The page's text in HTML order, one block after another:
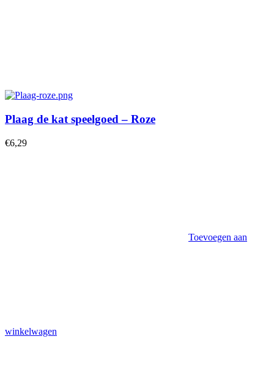
Plaag de kat speelgoed – Roze
€6,29
Toevoegen aan
winkelwagen